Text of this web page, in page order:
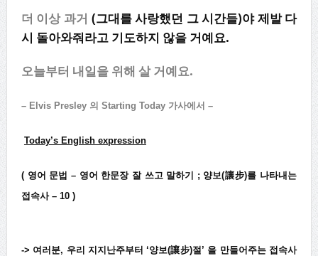
더 이상 과거 (그대를 사랑했던 그 시간들)야 제발 다
시 돌아와줘라고 기도하지 않을 거예요.
오늘부터 내일을 위해 살 거예요.
– Elvis Presley 의 Starting Today 가사에서 –
Today’s English expression
( 영어 문법 – 영어 한문장 잘 쓰고 말하기 ; 양보(讓步)를 나타내는
접속사 – 10)
-> 여러분, 우리 지지난주부터 ‘양보(讓步)절’ 을 만들어주는 접속사